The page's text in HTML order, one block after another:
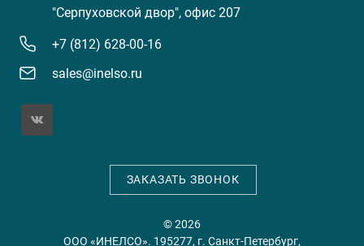
"Серпуховской двор", офис 207
+7 (812) 628-00-16
sales@inelso.ru
ЗАКАЗАТЬ ЗВОНОК
© 2026
ООО «ИНЕЛСО». 195277, г. Санкт-Петербург,